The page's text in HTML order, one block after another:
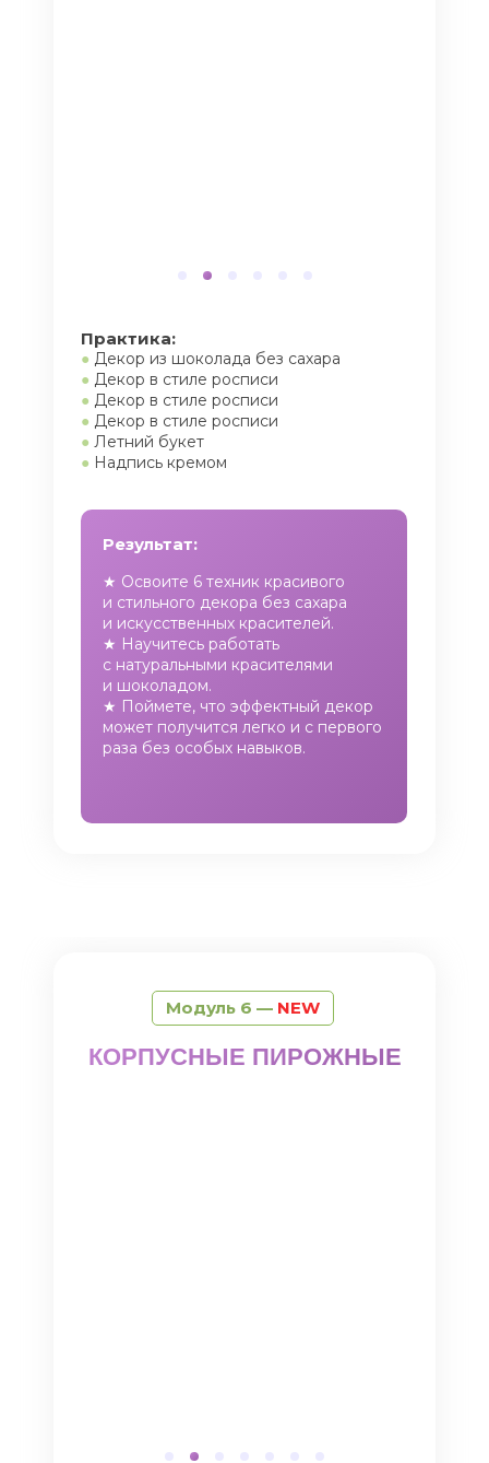
Практика:
● Декор из шоколада без сахара
● Декор в стиле росписи
● Декор в стиле росписи
● Декор в стиле росписи
● Летний букет
● Надпись кремом
Результат:
★ Освоите 6 техник красивого
и стильного декора без сахара
и искусственных красителей.
★ Научитесь работать
с натуральными красителями
и шоколадом.
★ Поймете, что эффектный декор
может получится легко и с первого
раза без особых навыков.
КОРПУСНЫЕ ПИРОЖНЫЕ
Модуль 6 — NEW